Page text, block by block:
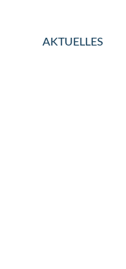
AKTUELLES